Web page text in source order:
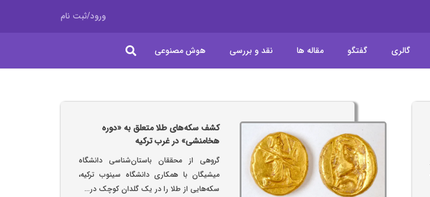
ورود/ثبت نام
گالری گفتگو مقاله ها نقد و بررسی هوش مصنوعی
کشف سکه‌های طلا متعلق به «دوره
هخامنشی» در غرب ترکیه
گروهی از محققان باستان‌شناسی دانشگاه
میشیگان با همکاری دانشگاه سینوب ترکیه،
سکه‌هایی از طلا را در یک گلدان کوچک در…